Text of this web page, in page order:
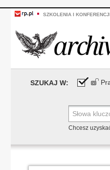
SZKOLENIA I
SZUKAJ W:
Chcesz